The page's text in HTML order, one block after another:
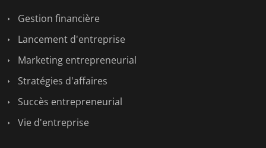
Gestion financière
Lancement d'entreprise
Marketing entrepreneurial
Stratégies d'affaires
Succès entrepreneurial
Vie d'entreprise